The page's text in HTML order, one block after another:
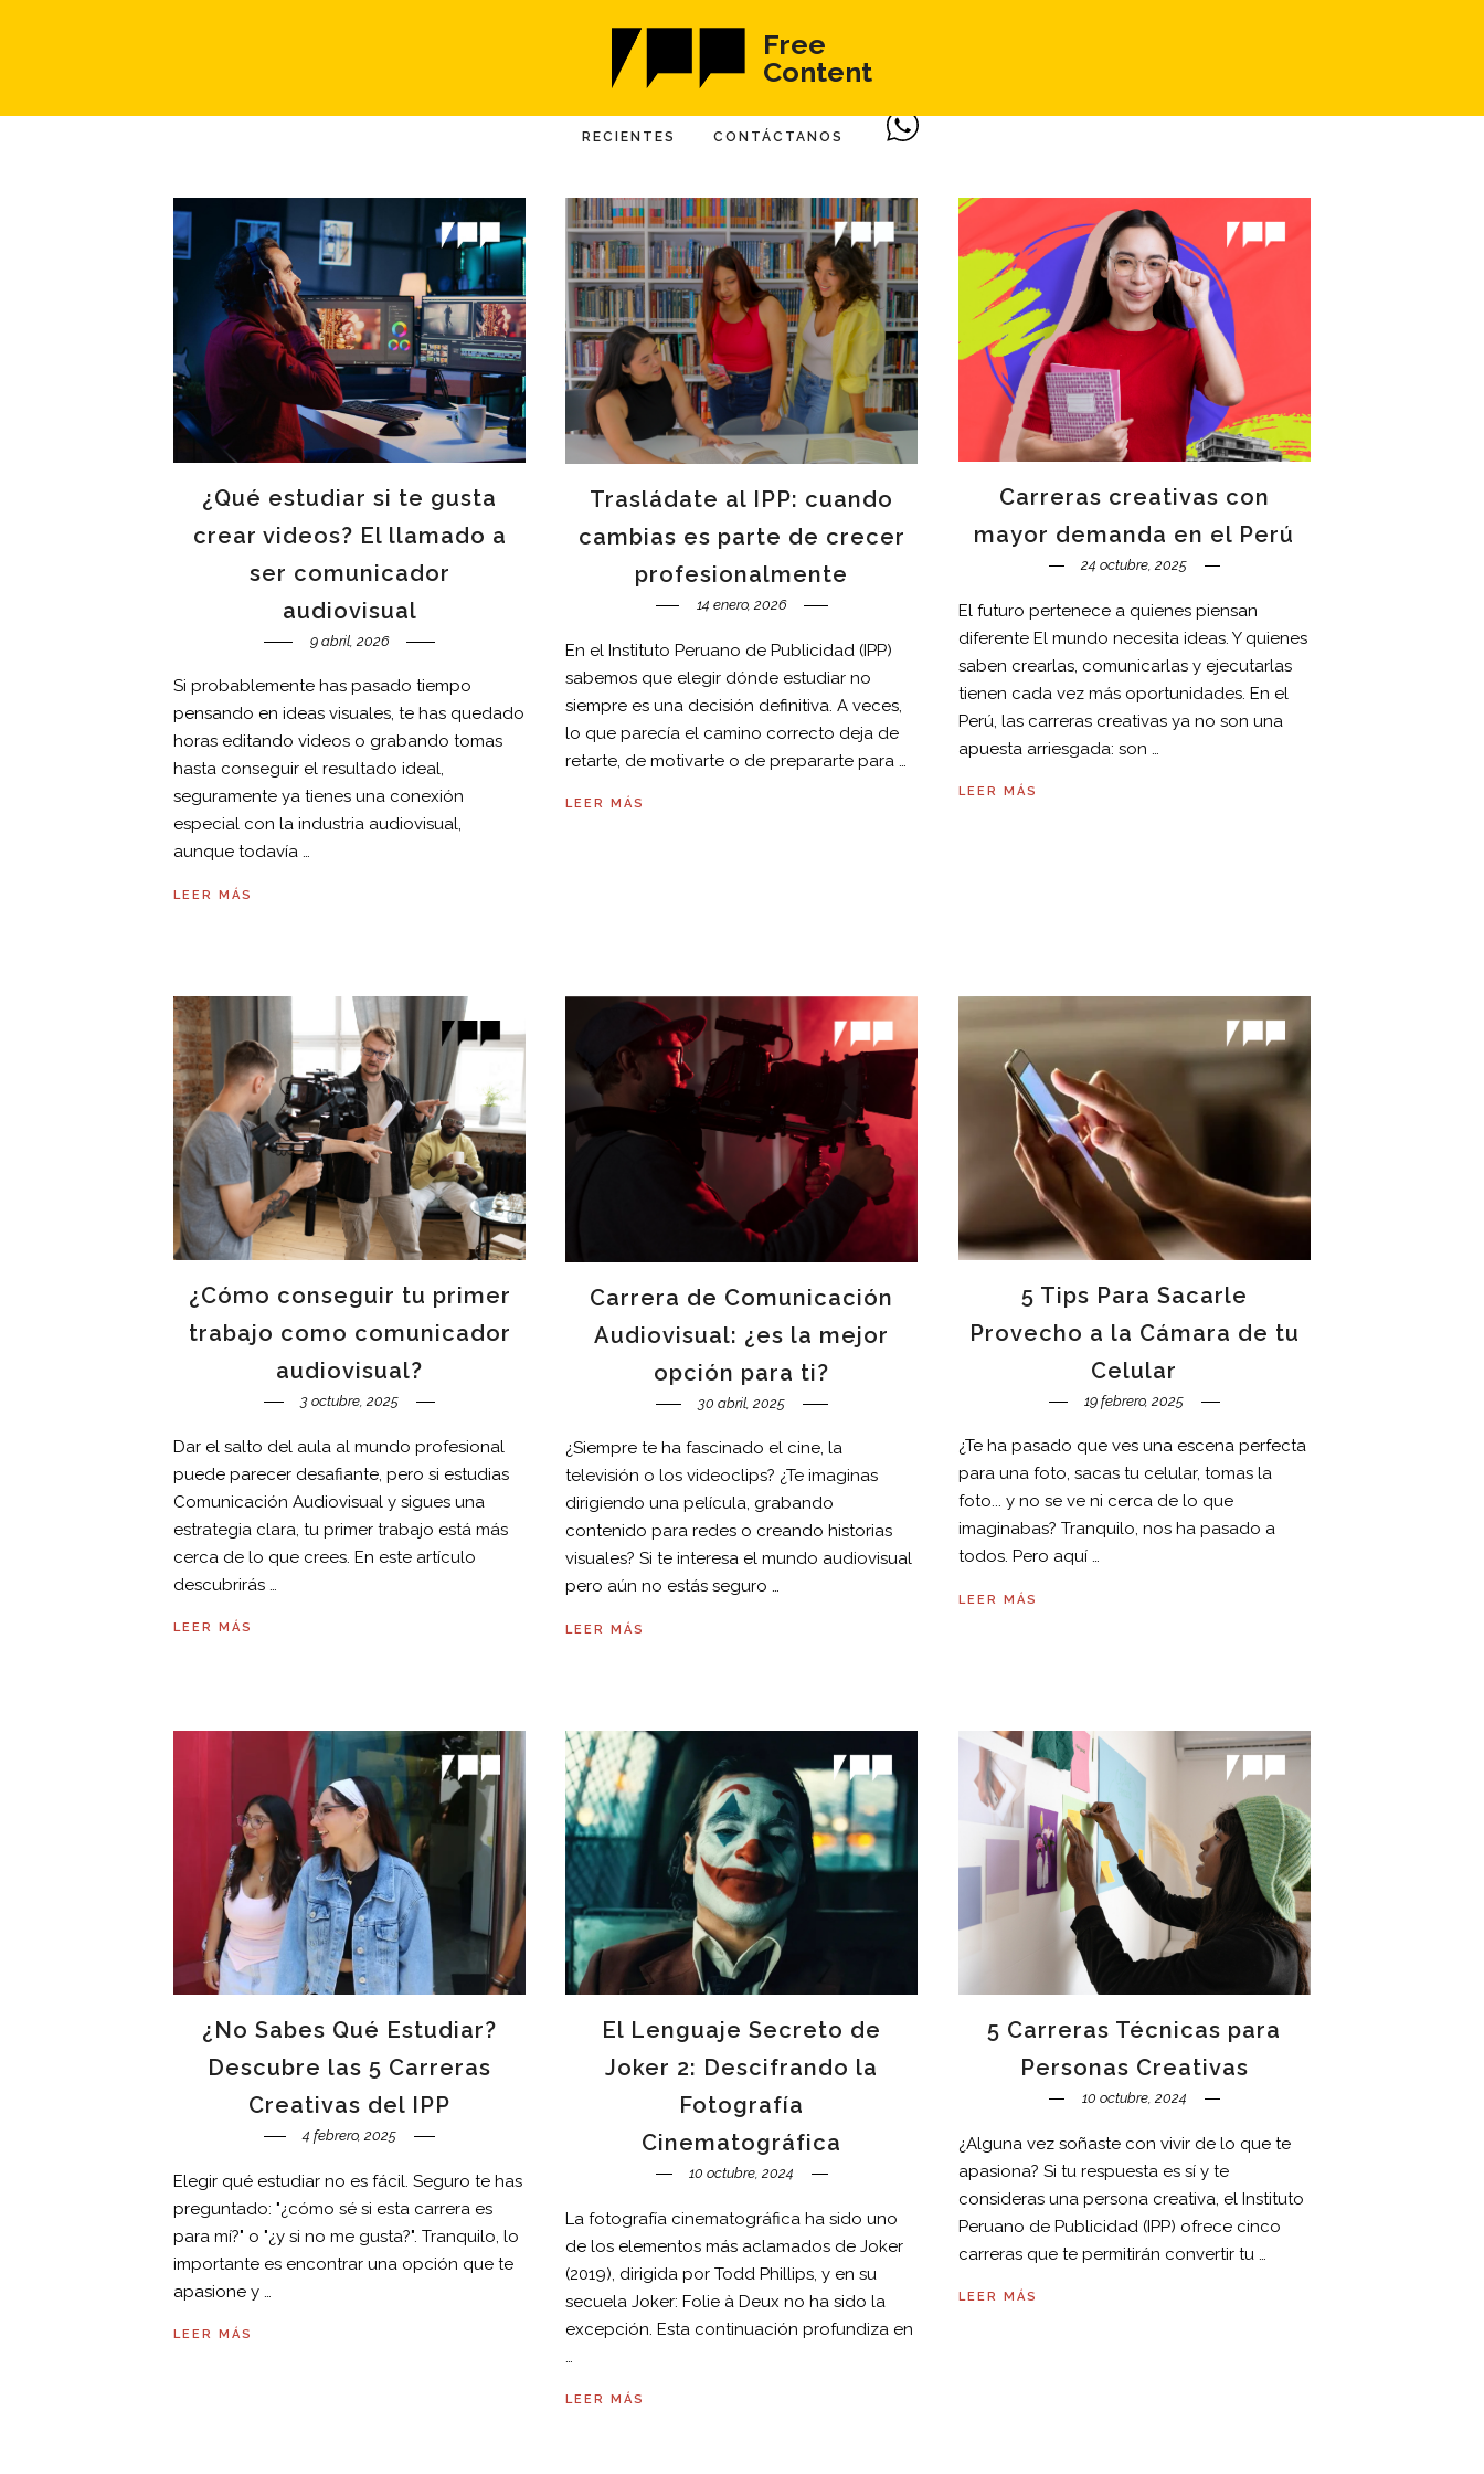
Free
Content
RECIENTES CONTÁCTANOS
¿Qué estudiar si te gusta
crear videos? El llamado a
ser comunicador
audiovisual
9 abril, 2026
Si probablemente has pasado tiempo
pensando en ideas visuales, te has quedado
horas editando videos o grabando tomas
hasta conseguir el resultado ideal,
seguramente ya tienes una conexión
especial con la industria audiovisual,
aunque todavía …
LEER MÁS
Trasládate al IPP: cuando
cambias es parte de crecer
profesionalmente
14 enero, 2026
En el Instituto Peruano de Publicidad (IPP)
sabemos que elegir dónde estudiar no
siempre es una decisión definitiva. A veces,
lo que parecía el camino correcto deja de
retarte, de motivarte o de prepararte para …
LEER MÁS
Carreras creativas con
mayor demanda en el Perú
24 octubre, 2025
El futuro pertenece a quienes piensan
diferente El mundo necesita ideas. Y quienes
saben crearlas, comunicarlas y ejecutarlas
tienen cada vez más oportunidades. En el
Perú, las carreras creativas ya no son una
apuesta arriesgada: son …
LEER MÁS
¿Cómo conseguir tu primer
trabajo como comunicador
audiovisual?
3 octubre, 2025
Dar el salto del aula al mundo profesional
puede parecer desafiante, pero si estudias
Comunicación Audiovisual y sigues una
estrategia clara, tu primer trabajo está más
cerca de lo que crees. En este artículo
descubrirás …
LEER MÁS
Carrera de Comunicación
Audiovisual: ¿es la mejor
opción para ti?
30 abril, 2025
¿Siempre te ha fascinado el cine, la
televisión o los videoclips? ¿Te imaginas
dirigiendo una película, grabando
contenido para redes o creando historias
visuales? Si te interesa el mundo audiovisual
pero aún no estás seguro …
LEER MÁS
5 Tips Para Sacarle
Provecho a la Cámara de tu
Celular
19 febrero, 2025
¿Te ha pasado que ves una escena perfecta
para una foto, sacas tu celular, tomas la
foto... y no se ve ni cerca de lo que
imaginabas? Tranquilo, nos ha pasado a
todos. Pero aquí …
LEER MÁS
¿No Sabes Qué Estudiar?
Descubre las 5 Carreras
Creativas del IPP
4 febrero, 2025
Elegir qué estudiar no es fácil. Seguro te has
preguntado: "¿cómo sé si esta carrera es
para mí?" o "¿y si no me gusta?". Tranquilo, lo
importante es encontrar una opción que te
apasione y …
LEER MÁS
El Lenguaje Secreto de
Joker 2: Descifrando la
Fotografía
Cinematográfica
10 octubre, 2024
La fotografía cinematográfica ha sido uno
de los elementos más aclamados de Joker
(2019), dirigida por Todd Phillips, y en su
secuela Joker: Folie à Deux no ha sido la
excepción. Esta continuación profundiza en
…
LEER MÁS
5 Carreras Técnicas para
Personas Creativas
10 octubre, 2024
¿Alguna vez soñaste con vivir de lo que te
apasiona? Si tu respuesta es sí y te
consideras una persona creativa, el Instituto
Peruano de Publicidad (IPP) ofrece cinco
carreras que te permitirán convertir tu …
LEER MÁS